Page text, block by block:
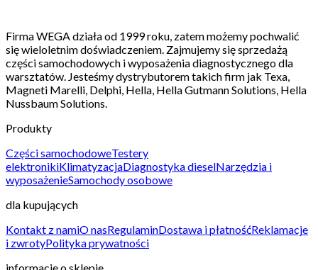
Firma WEGA działa od 1999 roku, zatem możemy pochwalić
się wieloletnim doświadczeniem. Zajmujemy się sprzedażą
części samochodowych i wyposażenia diagnostycznego dla
warsztatów. Jesteśmy dystrybutorem takich firm jak Texa,
Magneti Marelli, Delphi, Hella, Hella Gutmann Solutions, Hella
Nussbaum Solutions.
Produkty
Części samochodoweTestery
elektronikiKlimatyzacjaDiagnostyka dieselNarzędzia i
wyposażenieSamochody osobowe
dla kupujących
Kontakt z namiO nasRegulaminDostawa i płatnośćReklamacje
i zwrotyPolityka prywatności
informacje o sklepie